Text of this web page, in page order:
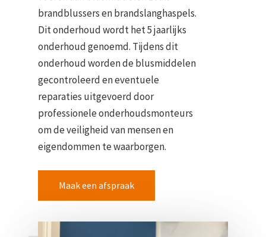
brandblussers en brandslanghaspels.
Dit onderhoud wordt het 5 jaarlijks
onderhoud genoemd. Tijdens dit
onderhoud worden de blusmiddelen
gecontroleerd en eventuele
reparaties uitgevoerd door
professionele onderhoudsmonteurs
om de veiligheid van mensen en
eigendommen te waarborgen.
Maak een afspraak